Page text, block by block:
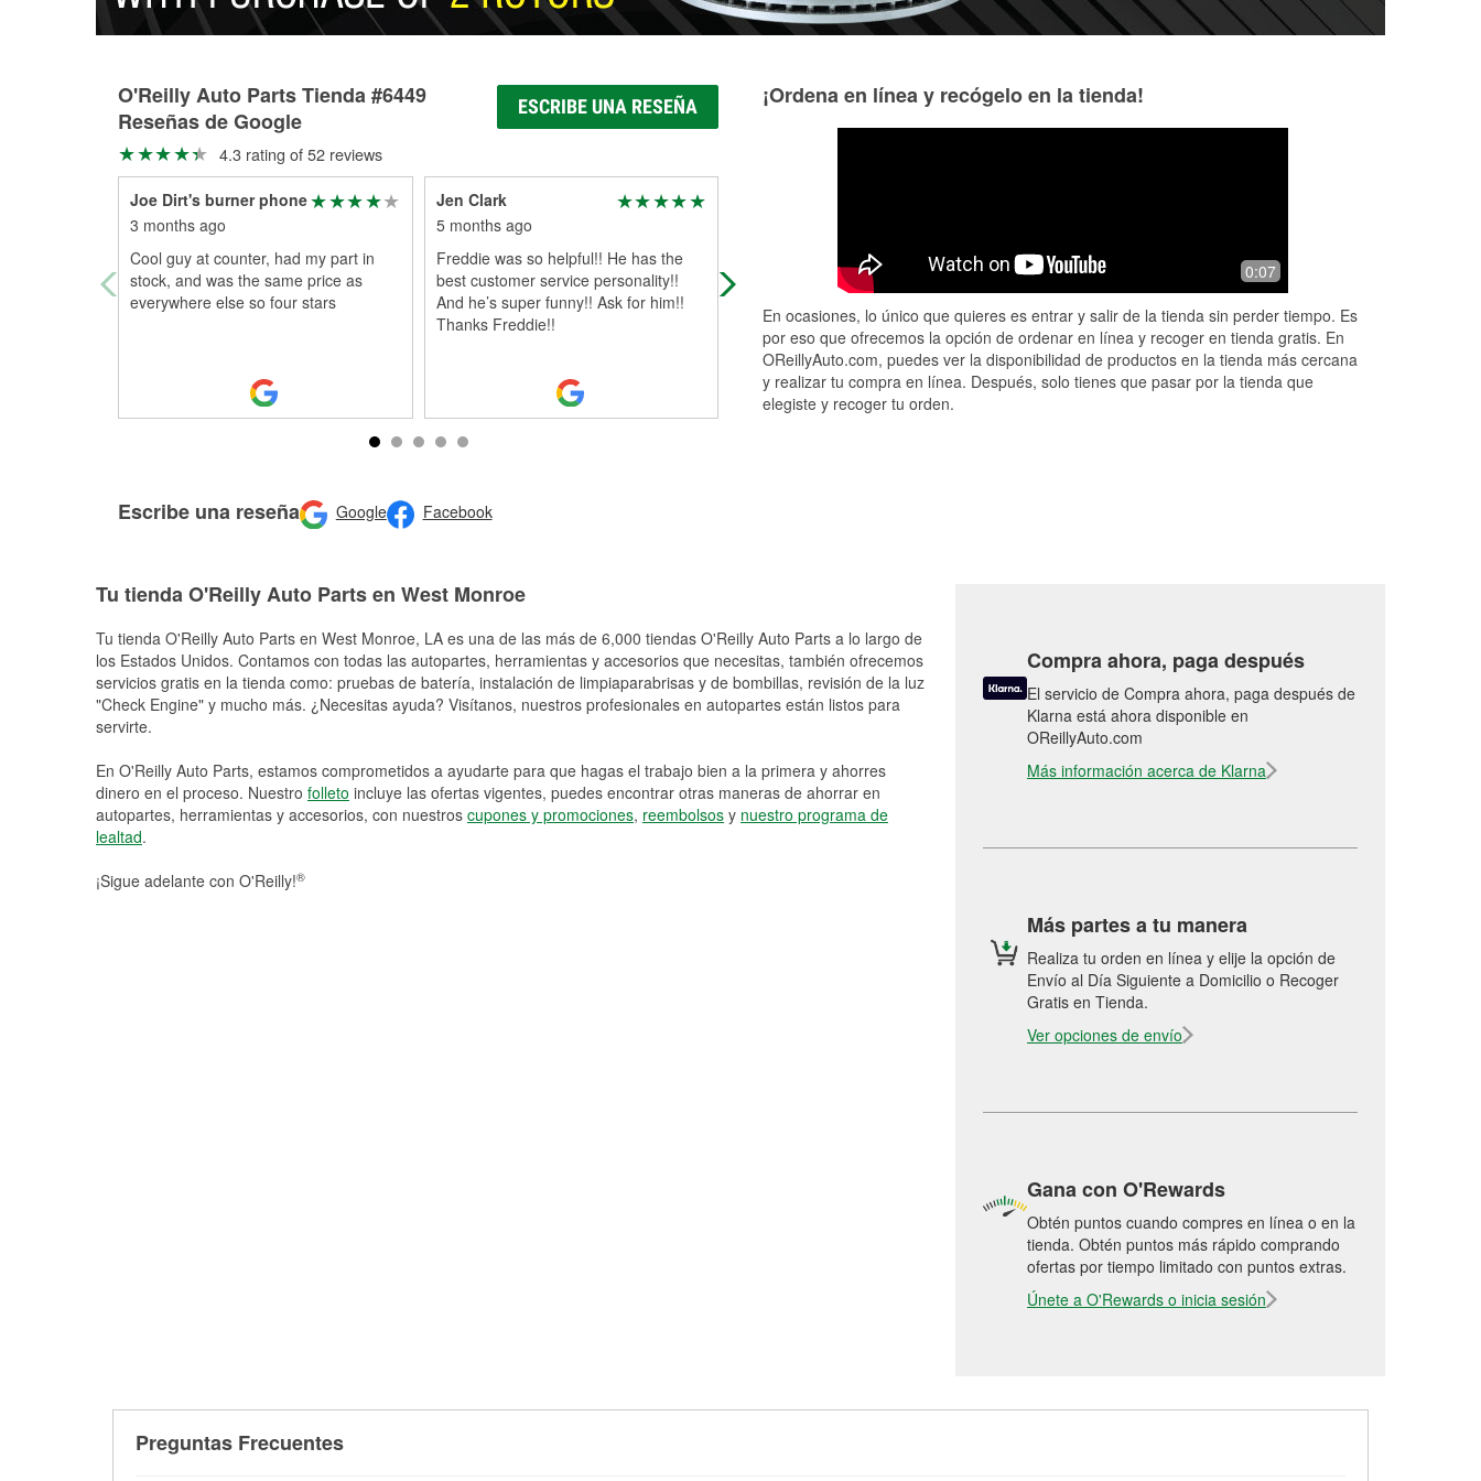
O'Reilly Auto Parts Tienda #6449
Reseñas de Google
ESCRIBE UNA RESEÑA
4.3 rating of 52 reviews
Joe Dirt's burner phone
3 months ago
Cool guy at counter, had my part in
stock, and was the same price as
everywhere else so four stars
Jen Clark
5 months ago
Freddie was so helpful!! He has the
best customer service personality!!
And he’s super funny!! Ask for him!!
Thanks Freddie!!
Convenient for me. Price is
The young man named Freddie was
there during the storm with open
people. He has a true leaders heart
that cares...Read More
Escribe una reseña Google Facebook
¡Ordena en línea y recógelo en la tienda!
0:07
En ocasiones, lo único que quieres es entrar y salir de la tienda sin perder tiempo. Es
por eso que ofrecemos la opción de ordenar en línea y recoger en tienda gratis. En
OReillyAuto.com, puedes ver la disponibilidad de productos en la tienda más cercana
y realizar tu compra en línea. Después, solo tienes que pasar por la tienda que
elegiste y recoger tu orden.
Tu tienda O'Reilly Auto Parts en West Monroe
Tu tienda O'Reilly Auto Parts en West Monroe, LA es una de las más de 6,000 tiendas O'Reilly Auto Parts a lo largo de
los Estados Unidos. Contamos con todas las autopartes, herramientas y accesorios que necesitas, también ofrecemos
servicios gratis en la tienda como: pruebas de batería, instalación de limpiaparabrisas y de bombillas, revisión de la luz
"Check Engine" y mucho más. ¿Necesitas ayuda? Visítanos, nuestros profesionales en autopartes están listos para
servirte.
En O'Reilly Auto Parts, estamos comprometidos a ayudarte para que hagas el trabajo bien a la primera y ahorres
dinero en el proceso. Nuestro folleto incluye las ofertas vigentes, puedes encontrar otras maneras de ahorrar en
autopartes, herramientas y accesorios, con nuestros cupones y promociones, reembolsos y nuestro programa de
lealtad.
¡Sigue adelante con O'Reilly!®
Compra ahora, paga después
El servicio de Compra ahora, paga después de
Klarna está ahora disponible en
OReillyAuto.com
Más información acerca de Klarna
Más partes a tu manera
Realiza tu orden en línea y elije la opción de
Envío al Día Siguiente a Domicilio o Recoger
Gratis en Tienda.
Ver opciones de envío
Gana con O'Rewards
Obtén puntos cuando compres en línea o en la
tienda. Obtén puntos más rápido comprando
ofertas por tiempo limitado con puntos extras.
Únete a O'Rewards o inicia sesión
Preguntas Frecuentes